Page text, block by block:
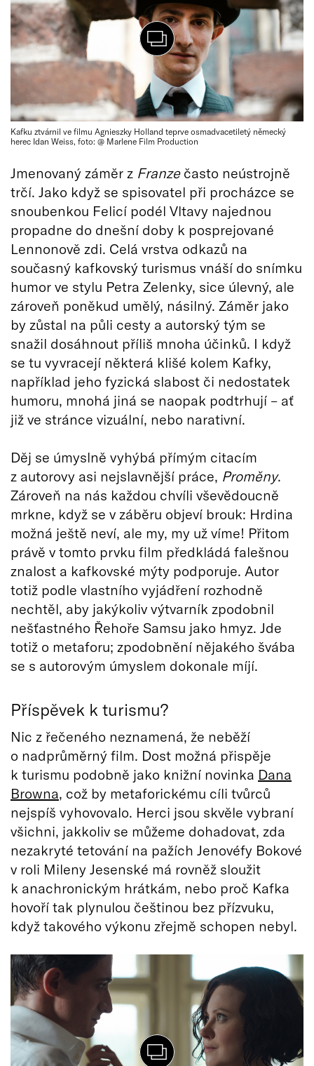
Kafku ztvárnil ve filmu Agnieszky Holland teprve osmadvacetiletý německý
herec Idan Weiss, foto: @ Marlene Film Production
Jmenovaný záměr z Franzečasto neústrojně
trčí. Jako když se spisovatel při procházce se
snoubenkou Felicí podél Vltavy najednou
propadne do dnešní doby k posprejované
Lennonově zdi. Celá vrstva odkazů na
současný kafkovský turismus vnáší do snímku
humor ve stylu Petra Zelenky, sice úlevný, ale
zároveň poněkud umělý, násilný. Záměr jako
by zůstal na půli cesty a autorský tým se
snažil dosáhnout příliš mnoha účinků. I když
se tu vyvracejí některá klišé kolem Kafky,
například jeho fyzická slabost či nedostatek
humoru, mnohá jiná se naopak podtrhují – ať
již ve stránce vizuální, nebo narativní.
Děj se úmyslně vyhýbá přímým citacím
z autorovy asi nejslavnější práce, Proměny.
Zároveň na nás každou chvíli vševědoucně
mrkne, když se v záběru objeví brouk: Hrdina
možná ještě neví, ale my, my už víme! Přitom
právě v tomto prvku film předkládá falešnou
znalost a kafkovské mýty podporuje. Autor
totiž podle vlastního vyjádření rozhodně
nechtěl, aby jakýkoliv výtvarník zpodobnil
nešťastného Řehoře Samsu jako hmyz. Jde
totiž o metaforu; zpodobnění nějakého švába
se s autorovým úmyslem dokonale míjí.
Příspěvek k turismu?
Nic z řečeného neznamená, že neběží
o nadprůměrný film. Dost možná přispěje
k turismu podobně jako knižní novinka Dana
Browna, což by metaforickému cíli tvůrců
nejspíš vyhovovalo. Herci jsou skvěle vybraní
všichni, jakkoliv se můžeme dohadovat, zda
nezakryté tetování na pažích Jenovéfy Bokové
v roli Mileny Jesenské má rovněž sloužit
k anachronickým hrátkám, nebo proč Kafka
hovoří tak plynulou češtinou bez přízvuku,
když takového výkonu zřejmě schopen nebyl.